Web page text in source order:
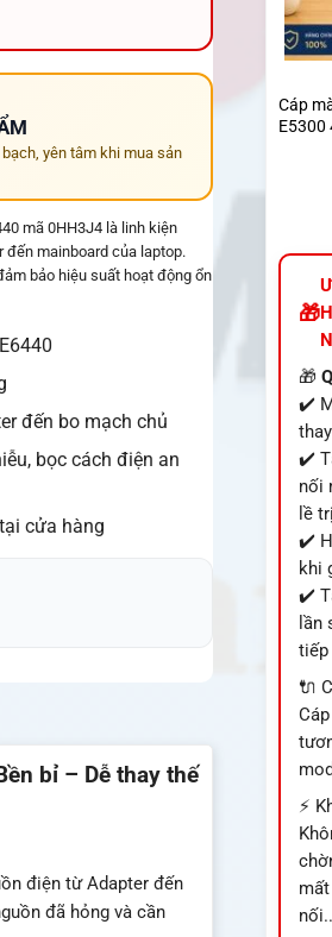
Cáp
E5300
🎁
✔️
✔️
nối
lề
✔️
khi
✔️
lần
tiếp
🔌
⚡
model máy
– sọc màn
Asus, Acer, MSI,
hỏa tốc tại
yên tâm khi mua sản
mã 0HH3J4 là linh kiện
đến mainboard của laptop.
bảo hiệu suất hoạt động ổn
đến bo mạch chủ
bọc cách điện an
cửa hàng
bỉ – Dễ thay thế
điện từ Adapter đến
đã hỏng và cần